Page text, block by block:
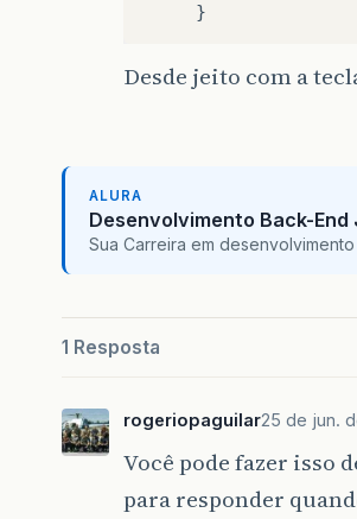
}
Desde jeito com a
ALURA
Desenvolvimento Back-End
Sua Carreira em
1 Resposta
rogeriopaguilar25 de jun.
Você pode fazer isso
para responder